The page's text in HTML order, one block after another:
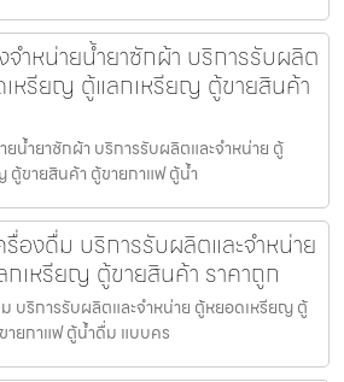
ำหน่ายน้ำยาซักผ้า บริการรับผลิต
เหรียญ ตู้แลกเหรียญ ตู้ขายสินค้า
น้ำยาซักผ้า บริการรับผลิตและจำหน่าย ตู้
ขายสินค้า ตู้ขายกาแฟ ตู้น้ำ
รื่องดื่ม บริการรับผลิตและจำหน่าย
เหรียญ ตู้ขายสินค้า ราคาถูก
บริการรับผลิตและจำหน่าย ตู้หยอดเหรียญ ตู้
ายกาแฟ ตู้น้ำดื่ม แบบคร